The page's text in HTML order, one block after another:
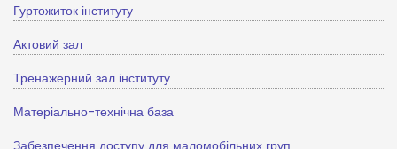
Гуртожиток інституту
Актовий зал
Тренажерний зал інституту
Матеріально-технічна база
Забезпечення доступу для маломобільних груп